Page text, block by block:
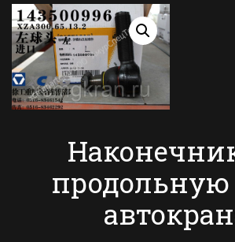
продольную